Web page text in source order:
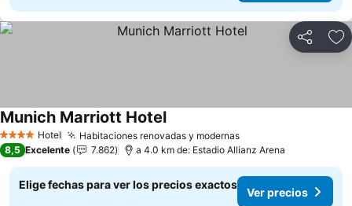
Compartir
4 EstrellasHotel Habitaciones renovadas y modernasVer precios
Munich Marriott HotelVer precios
8,5 Excelente 7.862 a 4.0 km de: Estadio Allianz Arena
Elige fechas para ver los precios exactos
Ver precios